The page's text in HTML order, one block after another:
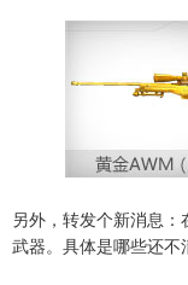
另外，转发个新消息：
武器。具体是哪些还不